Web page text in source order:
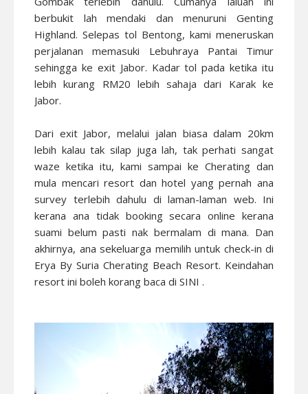
berbukit lah mendaki dan menuruni Genting
Highland. Selepas tol Bentong, kami meneruskan
perjalanan memasuki Lebuhraya Pantai Timur
sehingga ke exit Jabor. Kadar tol pada ketika itu
lebih kurang RM20 lebih sahaja dari Karak ke
Jabor.
Dari exit Jabor, melalui jalan biasa dalam 20km
lebih kalau tak silap juga lah, tak perhati sangat
waze ketika itu, kami sampai ke Cherating dan
mula mencari resort dan hotel yang pernah ana
survey terlebih dahulu di laman-laman web. Ini
kerana ana tidak booking secara online kerana
suami belum pasti nak bermalam di mana. Dan
akhirnya, ana sekeluarga memilih untuk check-in di
Erya By Suria Cherating Beach Resort. Keindahan
resort ini boleh korang baca di SINI .